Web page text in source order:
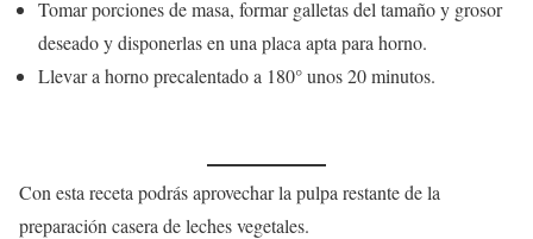
Tomar porciones de masa, formar galletas del tamaño y grosor
deseado y disponerlas en una placa apta para horno.
Llevar a horno precalentado a 180° unos 20 minutos.
Con esta receta podrás aprovechar la pulpa restante de la
preparación casera de leches vegetales.